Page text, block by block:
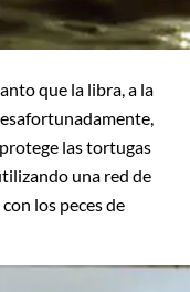
que la libra, a la
las tortugas
una red de
los peces de